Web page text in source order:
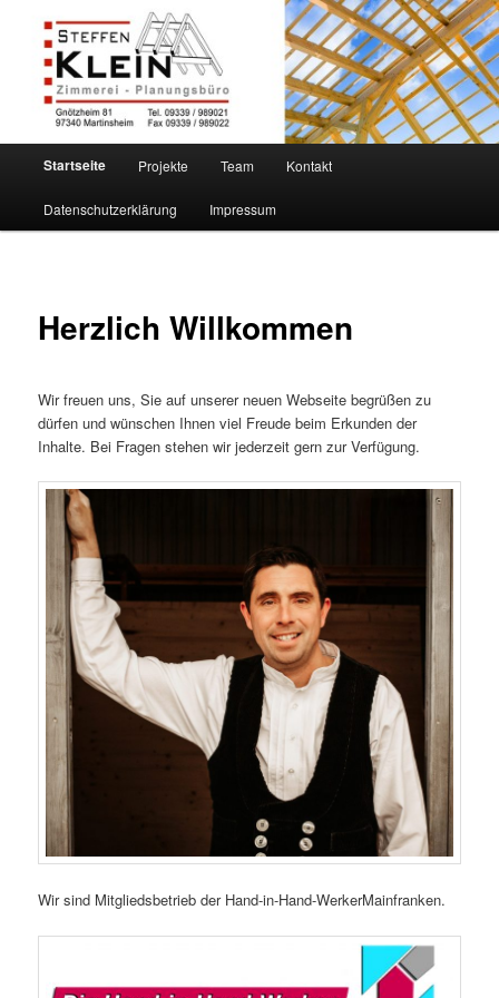
primären
springenZIMMEREI KLEIN
HauptmenüStartseite Projekte Team Kontakt
Datenschutzerklärung Impressum
Herzlich Willkommen
Wir freuen uns, Sie auf unserer neuen Webseite begrüßen zu
dürfen und wünschen Ihnen viel Freude beim Erkunden der
Inhalte. Bei Fragen stehen wir jederzeit gern zur Verfügung.
Wir sind Mitgliedsbetrieb der Hand-in-Hand-WerkerMainfranken.